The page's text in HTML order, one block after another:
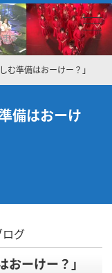
ます
む準備はおーけー？」
備はおーけ
グ
ーけー？」